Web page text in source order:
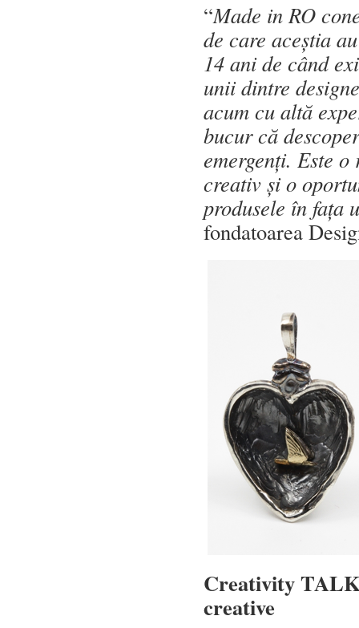
“Made in RO
de care aceștia
14 ani de când
unii dintre
acum cu altă
bucur că
emergenți. Este
creativ și o
produsele în fața
fondatoarea
Creativity
creative